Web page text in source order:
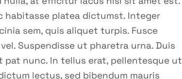
habitasse platea dictumst. Integer
sem, quis aliquet turpis. Fusce
Suspendisse ut pharetra urna. Duis
pat nunc. In tellus erat, pellentesque ut
lectus, sed bibendum mauris